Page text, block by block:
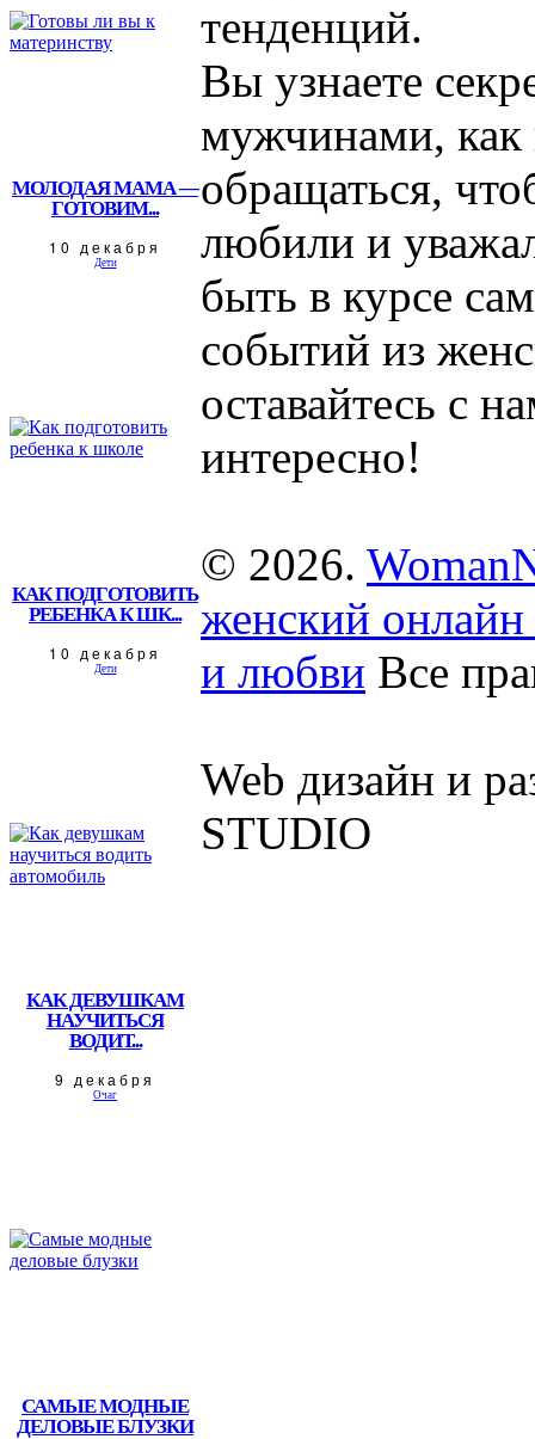
МОЛОДАЯ МАМА —
ГОТОВИМ...
10 декабря
Дети
КАК ПОДГОТОВИТЬ
РЕБЕНКА К ШК...
10 декабря
Дети
КАК ДЕВУШКАМ
НАУЧИТЬСЯ
ВОДИТ...
9 декабря
Очаг
САМЫЕ МОДНЫЕ
ДЕЛОВЫЕ БЛУЗКИ
тенденций.
Вы узнаете
мужчинами,
обращаться,
любили и
быть в курсе
событий из
оставайтесь с
интересно!
© 2026.
женский
и любви Все
Web дизайн и
STUDIO